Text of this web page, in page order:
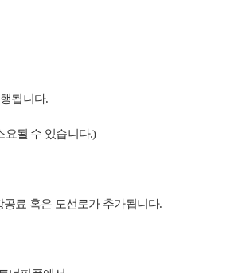
됩니다.
요될 수 있습니다.)
료 혹은 도선로가 추가됩니다.